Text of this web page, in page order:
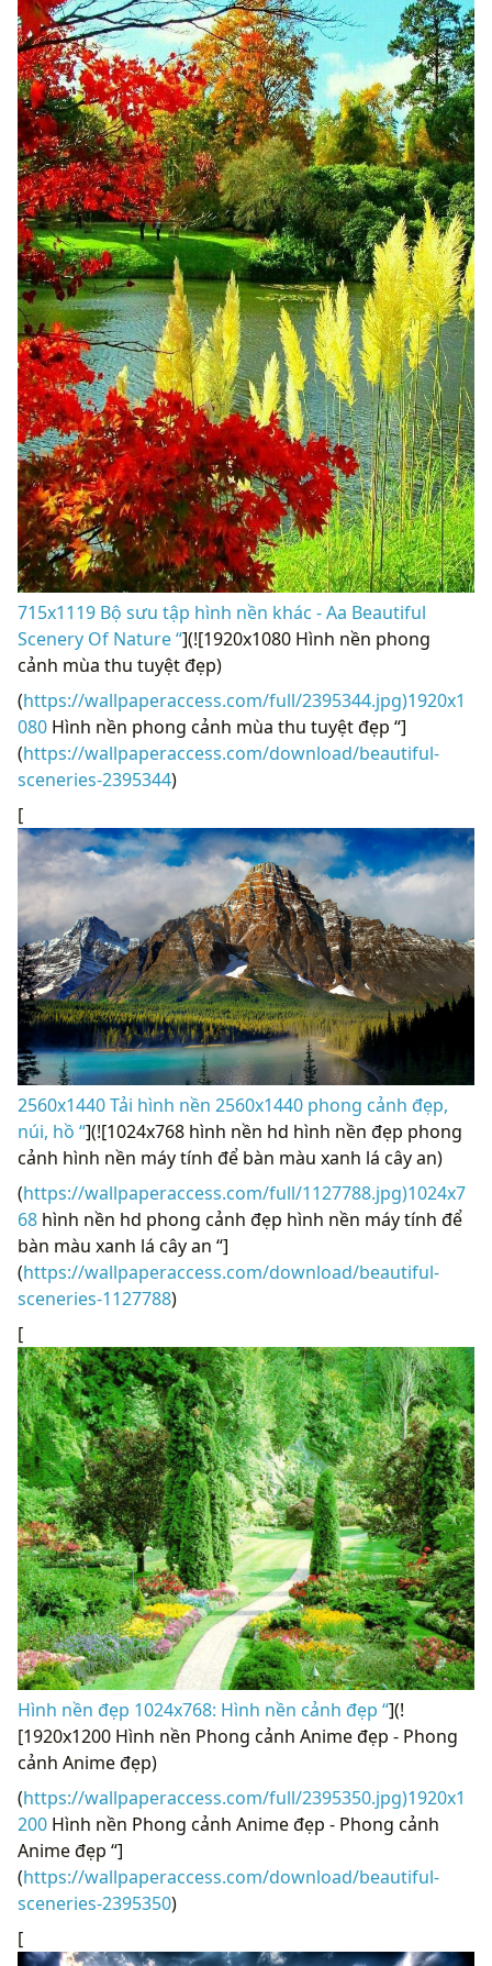
715x1119 Bộ sưu tập hình nền khác - Aa Beautiful
Scenery Of Nature “](![1920x1080 Hình nền phong
cảnh mùa thu tuyệt đẹp)
(https://wallpaperaccess.com/full/2395344.jpg)1920x1
080 Hình nền phong cảnh mùa thu tuyệt đẹp “]
(https://wallpaperaccess.com/download/beautiful-
sceneries-2395344)
[
2560x1440 Tải hình nền 2560x1440 phong cảnh đẹp,
núi, hồ “](![1024x768 hình nền hd hình nền đẹp phong
cảnh hình nền máy tính để bàn màu xanh lá cây an)
(https://wallpaperaccess.com/full/1127788.jpg)1024x7
68 hình nền hd phong cảnh đẹp hình nền máy tính để
bàn màu xanh lá cây an “]
(https://wallpaperaccess.com/download/beautiful-
sceneries-1127788)
[
Hình nền đẹp 1024x768: Hình nền cảnh đẹp “](!
[1920x1200 Hình nền Phong cảnh Anime đẹp - Phong
cảnh Anime đẹp)
(https://wallpaperaccess.com/full/2395350.jpg)1920x1
200 Hình nền Phong cảnh Anime đẹp - Phong cảnh
Anime đẹp “]
(https://wallpaperaccess.com/download/beautiful-
sceneries-2395350)
[